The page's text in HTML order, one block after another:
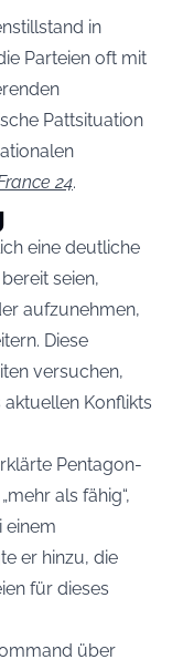
in
Parteien oft mit
Pattsituation
24.
eine deutliche
seien,
aufzunehmen,
Diese
versuchen,
Konflikts
Pentagon-
als fähig“,
einem
er hinzu, die
für dieses
über